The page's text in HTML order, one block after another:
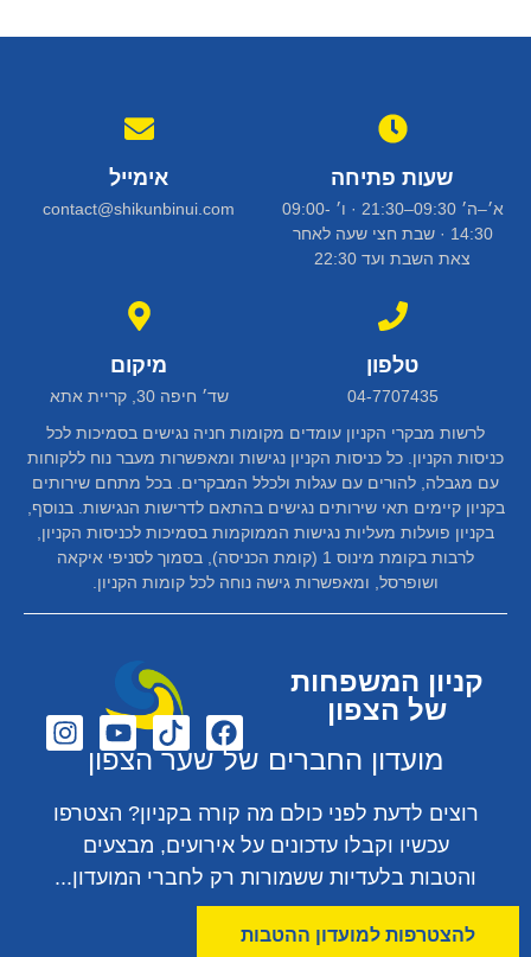
שעות פתיחה
א׳–ה׳ 09:30–21:30 · ו׳ 09:00-
14:30 · שבת חצי שעה לאחר
צאת השבת ועד 22:30
אימייל
contact@shikunbinui.com
טלפון
04-7707435
מיקום
שד׳ חיפה 30, קריית אתא
לרשות מבקרי הקניון עומדים מקומות חניה נגישים בסמיכות לכל
כניסות הקניון. כל כניסות הקניון נגישות ומאפשרות מעבר נוח ללקוחות
עם מגבלה, להורים עם עגלות ולכלל המבקרים. בכל מתחם שירותים
בקניון קיימים תאי שירותים נגישים בהתאם לדרישות הנגישות. בנוסף,
בקניון פועלות מעליות נגישות הממוקמות בסמיכות לכניסות הקניון,
לרבות בקומת מינוס 1 (קומת הכניסה), בסמוך לסניפי איקאה
ושופרסל, ומאפשרות גישה נוחה לכל קומות הקניון.
קניון המשפחות
של הצפון
מועדון החברים של שער הצפון
רוצים לדעת לפני כולם מה קורה בקניון? הצטרפו
עכשיו וקבלו עדכונים על אירועים, מבצעים
והטבות בלעדיות ששמורות רק לחברי המועדון...
להצטרפות למועדון ההטבות